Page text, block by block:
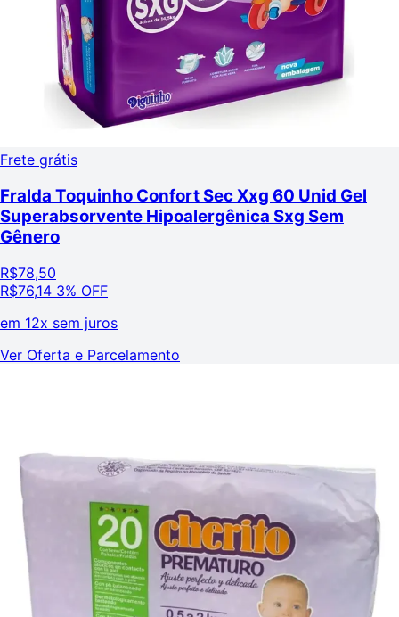
Frete grátis
Fralda Toquinho Confort Sec Xxg 60 Unid Gel
Superabsorvente Hipoalergênica Sxg Sem
Gênero
R$78,50
R$76,14 3% OFF
em 12x sem juros
Ver Oferta e Parcelamento